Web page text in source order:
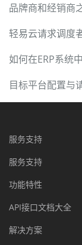
品牌商和经销商
轻易云请求调度
如何在ERP系统
目标平台配置与
服务支持
服务支持
功能特性
API接口文档大全
解决方案